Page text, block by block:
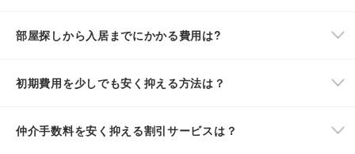
部屋探しから入居までにかかる費用は?
初期費用を少しでも安く抑える方法は？
仲介手数料を安く抑える割引サービスは？